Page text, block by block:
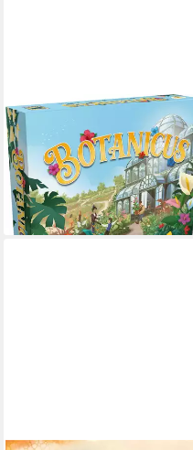
HANS IM GLÜCK
Spiel Familienspiel
Strategiespiel Botanicus
HIGD1026
ab 49,77 €
lieferbar - in 3-4 Werktagen bei dir